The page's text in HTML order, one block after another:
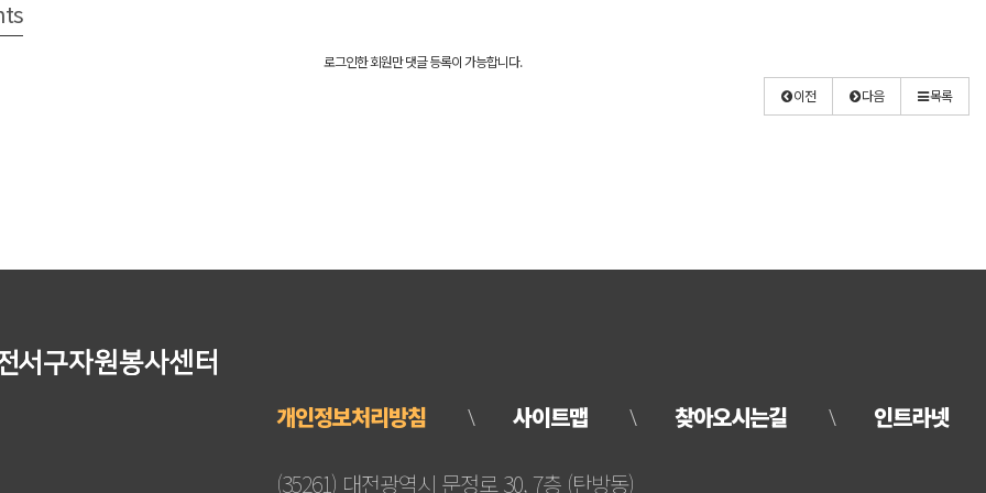
로그인한 회원만 댓글 등록이 가능합니다.
이전
다음 목록
개인정보처리방침 사이트맵 찾아오시는길 인트라넷
(35261) 대전광역시 문정로 30, 7층 (탄방동)